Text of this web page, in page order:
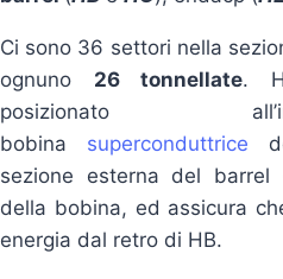
Ci sono 36 settori nella
ognuno 26 tonnellate.
posizionato
bobina superconduttrice
sezione esterna del barrel
della bobina, ed assicura
energia dal retro di HB.